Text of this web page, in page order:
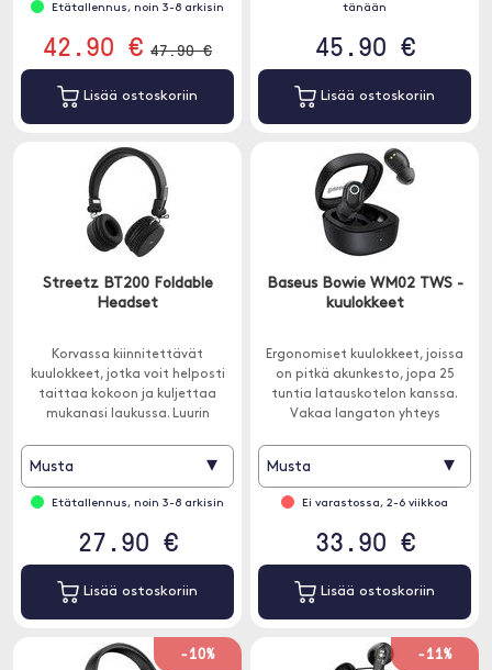
Etätallennus, noin 3-8 arkisin
42.90 € 47.90 €
Lisää ostoskoriin
tänään
45.90 €
Lisää ostoskoriin
Streetz BT200 Foldable
Headset
Korvassa kiinnitettävät
kuulokkeet, jotka voit helposti
taittaa kokoon ja kuljettaa
mukanasi laukussa. Luurin
äänenvoimakkuutta.
Musta ▾
Etätallennus, noin 3-8 arkisin
27.90 €
Lisää ostoskoriin
Baseus Bowie WM02 TWS -
kuulokkeet
Ergonomiset kuulokkeet, joissa
on pitkä akunkesto, jopa 25
tuntia latauskotelon kanssa.
Vakaa langaton yhteys
Musta ▾
Ei varastossa, 2-6 viikkoa
33.90 €
Lisää ostoskoriin
-10% -11%